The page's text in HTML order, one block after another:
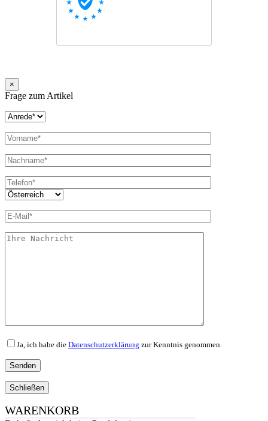
×
Frage zum Artikel
Ja, ich habe die Datenschutzerklärung zur Kenntnis genommen.
Schließen
WARENKORB